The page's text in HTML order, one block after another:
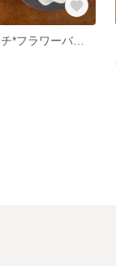
ウッドブローチ*フラワーバスケット